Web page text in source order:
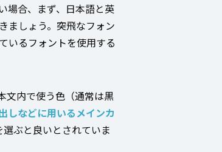
場合、まず、日本語と英
ましょう。突飛なフォン
いるフォントを使用する
文内で使う色（通常は黒
しなどに用いるメインカ
選ぶと良いとされていま